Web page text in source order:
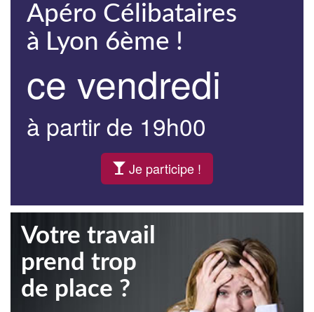
Apéro Célibataires
à Lyon 6ème !
ce vendredi
à partir de 19h00
Je participe !
Votre travail
prend trop
de place ?